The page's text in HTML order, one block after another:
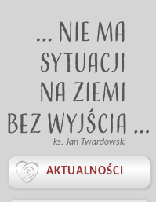
ks. Jan Twardowski
 AKTUALNOŚCI